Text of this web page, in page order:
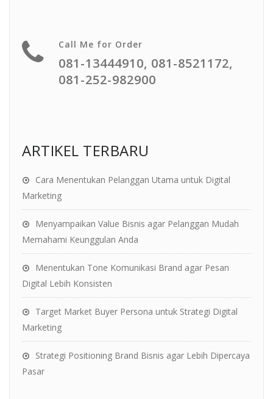
Call Me for Order
081-13444910, 081-8521172,
081-252-982900
ARTIKEL TERBARU
Cara Menentukan Pelanggan Utama untuk Digital
Marketing
Menyampaikan Value Bisnis agar Pelanggan Mudah
Memahami Keunggulan Anda
Menentukan Tone Komunikasi Brand agar Pesan
Digital Lebih Konsisten
Target Market Buyer Persona untuk Strategi Digital
Marketing
Strategi Positioning Brand Bisnis agar Lebih Dipercaya
Pasar